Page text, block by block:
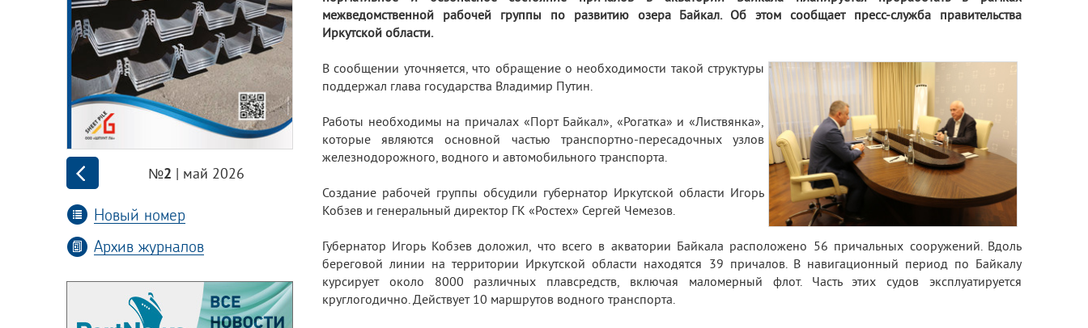
№2 | май 2026
Новый номер
Архив журналов
межведомственной рабочей группы по развитию озера Байкал. Об этом сообщает пресс-служба правительства
Иркутской области.
В сообщении уточняется, что обращение о необходимости такой структуры
поддержал глава государства Владимир Путин.
Работы необходимы на причалах «Порт Байкал», «Рогатка» и «Листвянка»,
которые являются основной частью транспортно-пересадочных узлов
железнодорожного, водного и автомобильного транспорта.
Создание рабочей группы обсудили губернатор Иркутской области Игорь
Кобзев и генеральный директор ГК «Ростех» Сергей Чемезов.
Губернатор Игорь Кобзев доложил, что всего в акватории Байкала расположено 56 причальных сооружений. Вдоль
береговой линии на территории Иркутской области находятся 39 причалов. В навигационный период по Байкалу
курсирует около 8000 различных плавсредств, включая маломерный флот. Часть этих судов эксплуатируется
круглогодично. Действует 10 маршрутов водного транспорта.